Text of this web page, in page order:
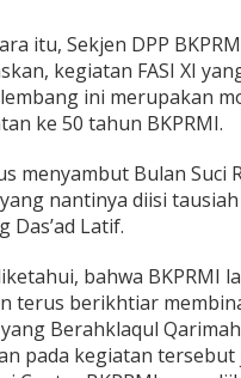
itu, Sekjen DPP
kegiatan FASI XI
ini merupakan
ke 50 tahun BKPRMI.
menyambut Bulan Suci
nantinya diisi
Das’ad Latif.
bahwa BKPRMI
terus berikhtiar
yang Berahklaqul Qarimah
pada kegiatan tersebut